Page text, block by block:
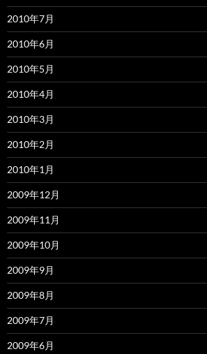
2010年7月
2010年6月
2010年5月
2010年4月
2010年3月
2010年2月
2010年1月
2009年12月
2009年11月
2009年10月
2009年9月
2009年8月
2009年7月
2009年6月